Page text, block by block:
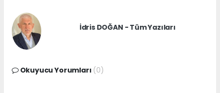
İdris DOĞAN - Tüm Yazıları
Okuyucu Yorumları (0)